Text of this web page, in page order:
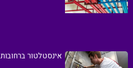
אינסטלטור ברחובות